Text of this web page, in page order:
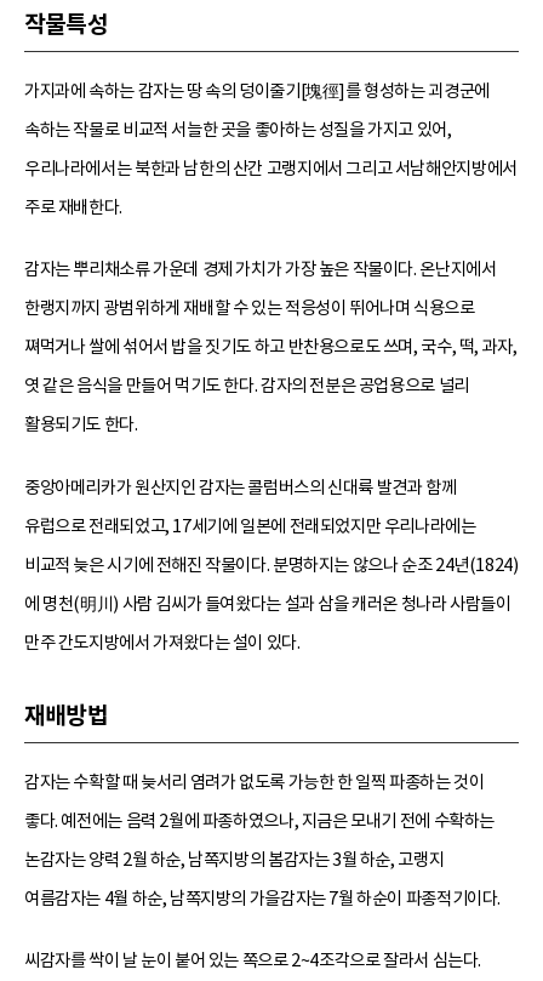
작물특성
가지과에 속하는 감자는 땅 속의 덩이줄기[塊徑]를 형성하는 괴경군에
속하는 작물로 비교적 서늘한 곳을 좋아하는 성질을 가지고 있어,
우리나라에서는 북한과 남한의 산간 고랭지에서 그리고 서남해안지방에서
주로 재배한다.
감자는 뿌리채소류 가운데 경제 가치가 가장 높은 작물이다. 온난지에서
한랭지까지 광범위하게 재배할 수 있는 적응성이 뛰어나며 식용으로
쪄먹거나 쌀에 섞어서 밥을 짓기도 하고 반찬용으로도 쓰며, 국수, 떡, 과자,
엿 같은 음식을 만들어 먹기도 한다. 감자의 전분은 공업용으로 널리
활용되기도 한다.
중앙아메리카가 원산지인 감자는 콜럼버스의 신대륙 발견과 함께
유럽으로 전래되었고, 17세기에 일본에 전래되었지만 우리나라에는
비교적 늦은 시기에 전해진 작물이다. 분명하지는 않으나 순조 24년(1824)
에 명천(明川) 사람 김씨가 들여왔다는 설과 삼을 캐러온 청나라 사람들이
만주 간도지방에서 가져왔다는 설이 있다.
재배방법
감자는 수확할 때 늦서리 염려가 없도록 가능한 한 일찍 파종하는 것이
좋다. 예전에는 음력 2월에 파종하였으나, 지금은 모내기 전에 수확하는
논감자는 양력 2월 하순, 남쪽지방의 봄감자는 3월 하순, 고랭지
여름감자는 4월 하순, 남쪽지방의 가을감자는 7월 하순이 파종적기이다.
씨감자를 싹이 날 눈이 붙어 있는 쪽으로 2~4조각으로 잘라서 심는다.